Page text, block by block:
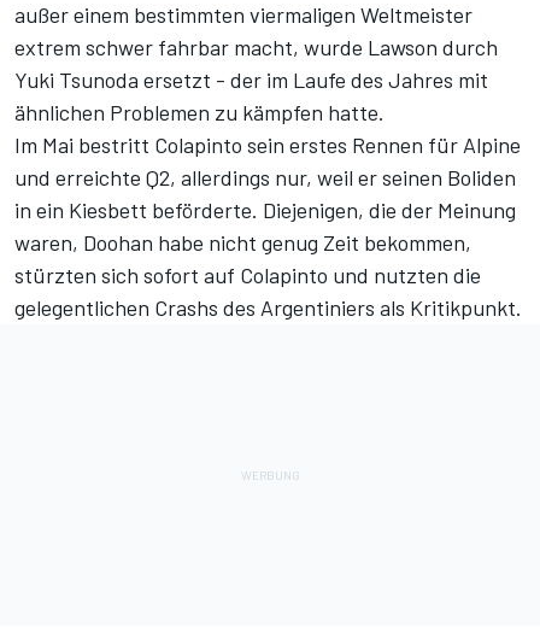
außer einem bestimmten viermaligen Weltmeister
extrem schwer fahrbar macht, wurde Lawson durch
Yuki Tsunoda ersetzt - der im Laufe des Jahres mit
ähnlichen Problemen zu kämpfen hatte.
Im Mai bestritt Colapinto sein erstes Rennen für Alpine
und erreichte Q2, allerdings nur, weil er seinen Boliden
in ein Kiesbett beförderte. Diejenigen, die der Meinung
waren, Doohan habe nicht genug Zeit bekommen,
stürzten sich sofort auf Colapinto und nutzten die
gelegentlichen Crashs des Argentiniers als Kritikpunkt.